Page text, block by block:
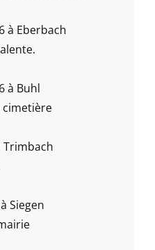
à Eberbach
à Buhl
cimetière
Trimbach
Siegen